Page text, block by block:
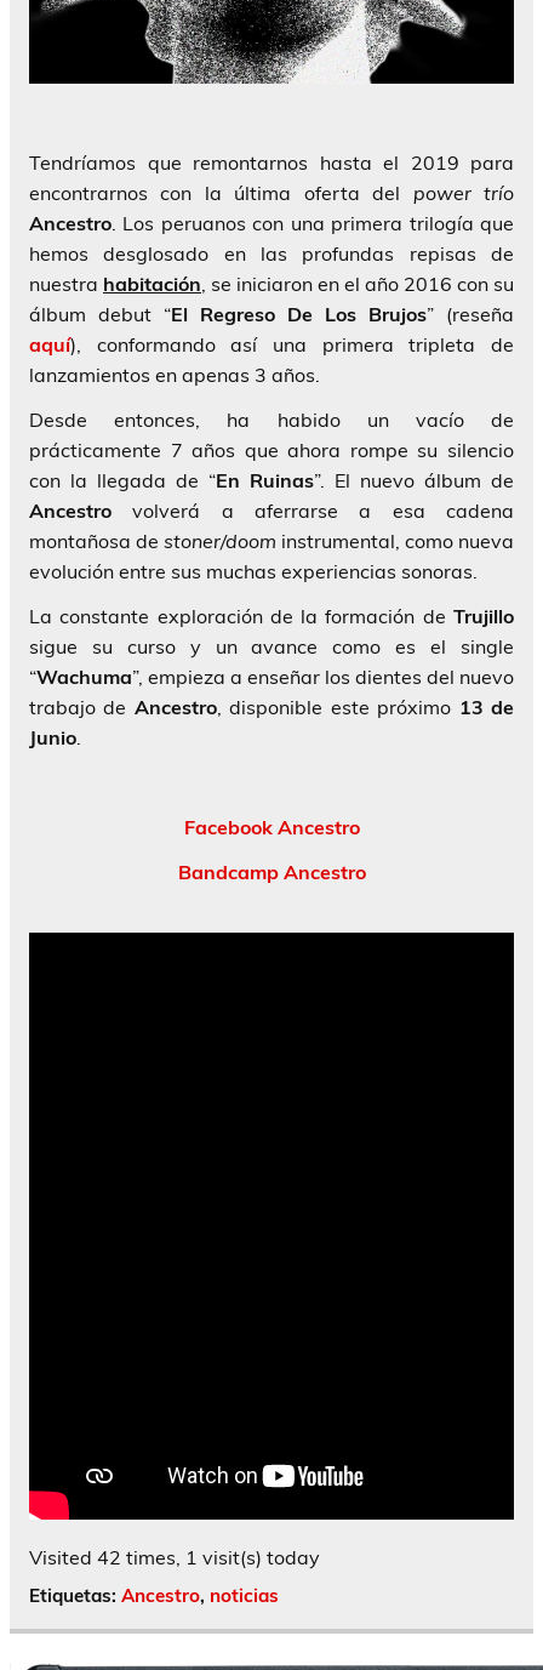
Tendríamos que remontarnos hasta el 2019 para
encontrarnos con la última oferta del power trío
Ancestro . Los peruanos con una primera trilogía que
hemos desglosado en las profundas repisas de
nuestra habitación , se iniciaron en el año 2016 con su
álbum debut “El Regreso De Los Brujos” (reseña
aquí), conformando así una primera tripleta de
lanzamientos en apenas 3 años.
Desde entonces, ha habido un vacío de
prácticamente 7 años que ahora rompe su silencio
con la llegada de “En Ruinas”. El nuevo álbum de
Ancestro volverá a aferrarse a esa cadena
montañosa de stoner/doom instrumental, como nueva
evolución entre sus muchas experiencias sonoras.
La constante exploración de la formación de Trujillo
sigue su curso y un avance como es el single
“Wachuma”, empieza a enseñar los dientes del nuevo
trabajo de Ancestro, disponible este próximo 13 de
Junio
Facebook Ancestro
Bandcamp Ancestro
Visited 42 times, 1 visit(s) today
Etiquetas: Ancestro, noticias